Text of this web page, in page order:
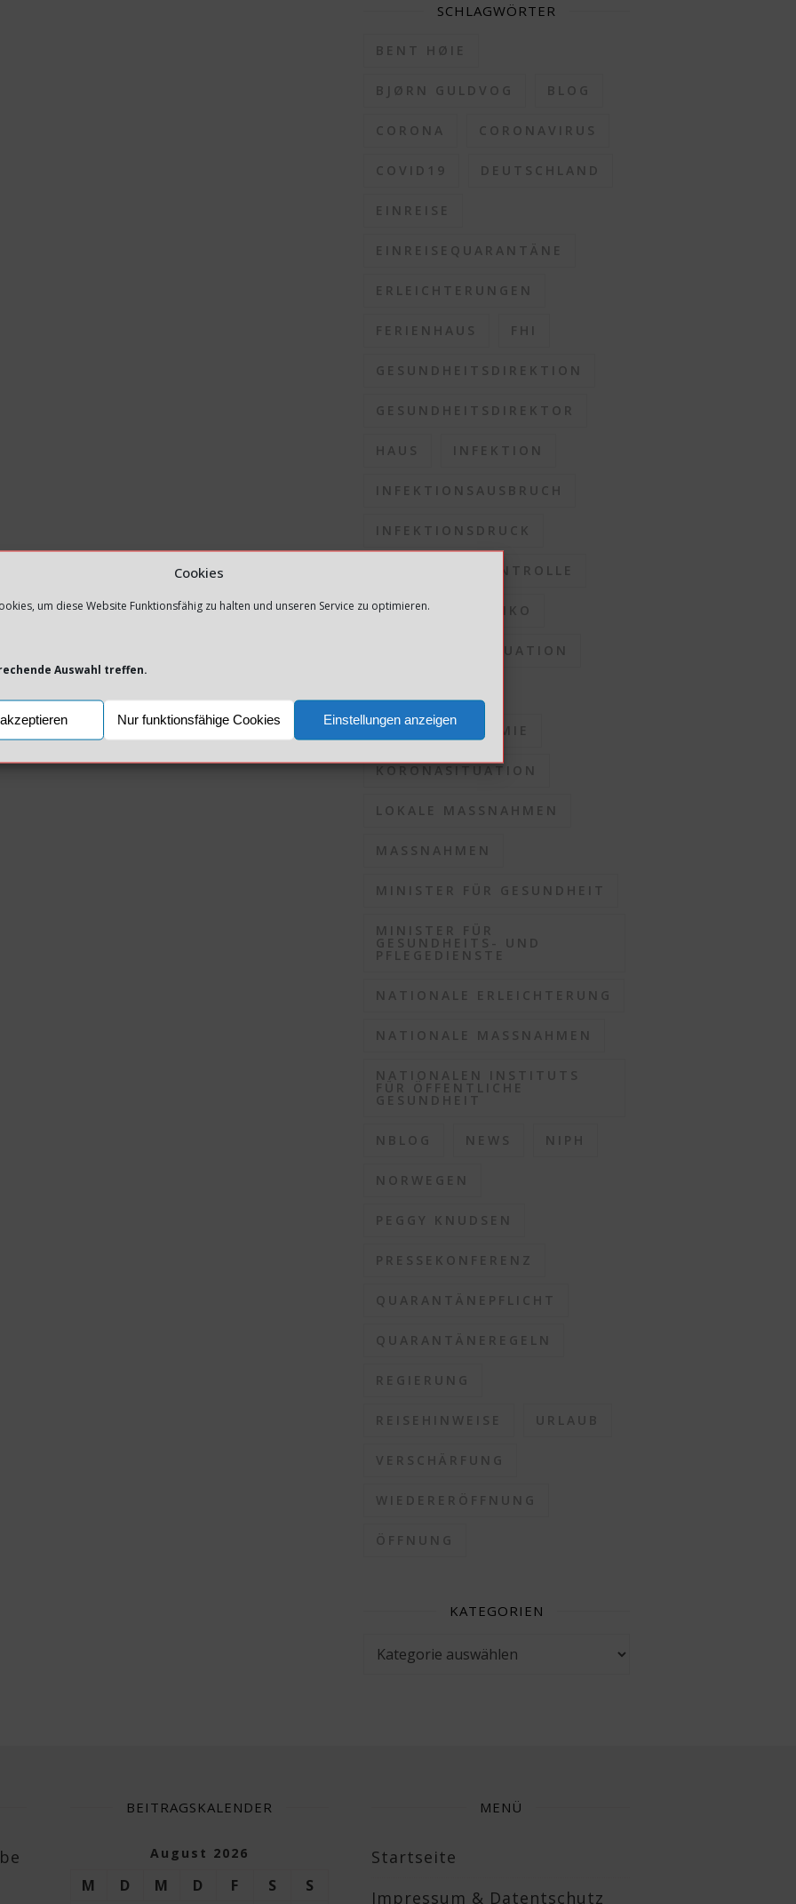
Cookies
um diese Website Funktionsfähig zu halten und unseren Service zu optimieren.
Auswahl treffen.
Nur funktionsfähige Cookies Einstellungen anzeigen
SCHLAGWÖRTER
BENT HØIE
BJØRN GULDVOG BLOG
CORONA CORONAVIRUS
COVID19 DEUTSCHLAND
EINREISE
EINREISEQUARANTÄNE
ERLEICHTERUNGEN
FERIENHAUS FHI
GESUNDHEITSDIREKTION
GESUNDHEITSDIREKTOR
HAUS INFEKTION
INFEKTIONSAUSBRUCH
INFEKTIONSDRUCK
INFEKTIONSKONTROLLE
INFEKTIONSRISIKO
INFEKTIONSSITUATION
KORONAPANDEMIE
KORONASITUATION
LOKALE MASSNAHMEN
MASSNAHMEN
MINISTER FÜR GESUNDHEIT
MINISTER FÜR
GESUNDHEITS- UND
PFLEGEDIENSTE
NATIONALE ERLEICHTERUNG
NATIONALE MASSNAHMEN
NATIONALEN INSTITUTS
FÜR ÖFFENTLICHE
GESUNDHEIT
NBLOG NEWS NIPH
NORWEGEN
PEGGY KNUDSEN
PRESSEKONFERENZ
QUARANTÄNEPFLICHT
QUARANTÄNEREGELN
REGIERUNG
REISEHINWEISE URLAUB
VERSCHÄRFUNG
WIEDERERÖFFNUNG
ÖFFNUNG
KATEGORIEN
BEITRAGSKALENDER
August 2026
M D M D F S S
MENÜ
Startseite
Impressum & Datentschutz